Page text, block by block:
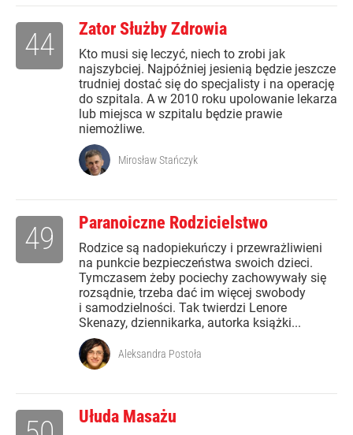
Zator Służby Zdrowia
Kto musi się leczyć, niech to zrobi jak
najszybciej. Najpóźniej jesienią będzie jeszcze
trudniej dostać się do specjalisty i na operację
do szpitala. A w 2010 roku upolowanie lekarza
lub miejsca w szpitalu będzie prawie
niemożliwe.
44
Mirosław Stańczyk
Paranoiczne Rodzicielstwo
Rodzice są nadopiekuńczy i przewrażliwieni
na punkcie bezpieczeństwa swoich dzieci.
Tymczasem żeby pociechy zachowywały się
rozsądnie, trzeba dać im więcej swobody
i samodzielności. Tak twierdzi Lenore
Skenazy, dziennikarka, autorka książki...
49
Aleksandra Postoła
Ułuda Masażu